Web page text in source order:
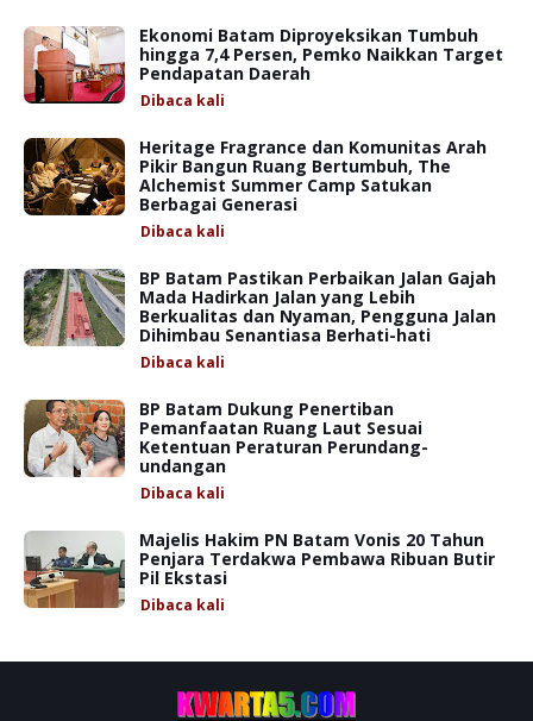
Ekonomi Batam Diproyeksikan Tumbuh
hingga 7,4 Persen, Pemko Naikkan Target
Pendapatan Daerah
Dibaca kali
Heritage Fragrance dan Komunitas Arah
Pikir Bangun Ruang Bertumbuh, The
Alchemist Summer Camp Satukan
Berbagai Generasi
Dibaca kali
BP Batam Pastikan Perbaikan Jalan Gajah
Mada Hadirkan Jalan yang Lebih
Berkualitas dan Nyaman, Pengguna Jalan
Dihimbau Senantiasa Berhati-hati
Dibaca kali
BP Batam Dukung Penertiban
Pemanfaatan Ruang Laut Sesuai
Ketentuan Peraturan Perundang-
undangan
Dibaca kali
Majelis Hakim PN Batam Vonis 20 Tahun
Penjara Terdakwa Pembawa Ribuan Butir
Pil Ekstasi
Dibaca kali